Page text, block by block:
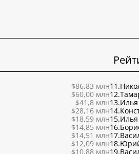
$86,83 млн
$60,00 млн
$41,8 млн
$28,16 млн
$18,59 млн
$14,85 млн
$14,51 млн
$12,09 млн
$10,88 млн
11.
12.
13.
14.
15.
16.
17.
18.
19.